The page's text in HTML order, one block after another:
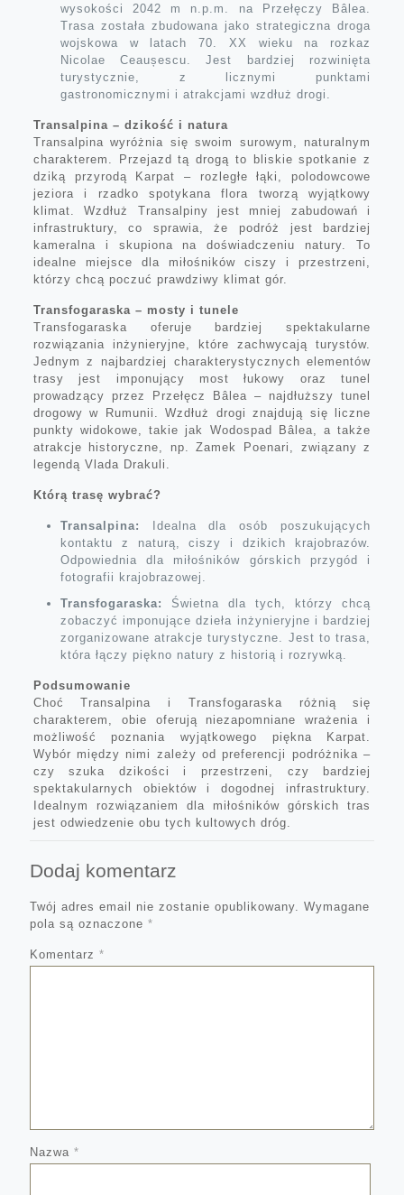
wysokości 2042 m n.p.m. na Przełęczy Bâlea.
Trasa została zbudowana jako strategiczna droga
wojskowa w latach 70. XX wieku na rozkaz
Nicolae Ceaușescu. Jest bardziej rozwinięta
turystycznie, z licznymi punktami
gastronomicznymi i atrakcjami wzdłuż drogi.
Transalpina – dzikość i natura
Transalpina wyróżnia się swoim surowym, naturalnym
charakterem. Przejazd tą drogą to bliskie spotkanie z
dziką przyrodą Karpat – rozległe łąki, polodowcowe
jeziora i rzadko spotykana flora tworzą wyjątkowy
klimat. Wzdłuż Transalpiny jest mniej zabudowań i
infrastruktury, co sprawia, że podróż jest bardziej
kameralna i skupiona na doświadczeniu natury. To
idealne miejsce dla miłośników ciszy i przestrzeni,
którzy chcą poczuć prawdziwy klimat gór.
Transfogaraska – mosty i tunele
Transfogaraska oferuje bardziej spektakularne
rozwiązania inżynieryjne, które zachwycają turystów.
Jednym z najbardziej charakterystycznych elementów
trasy jest imponujący most łukowy oraz tunel
prowadzący przez Przełęcz Bâlea – najdłuższy tunel
drogowy w Rumunii. Wzdłuż drogi znajdują się liczne
punkty widokowe, takie jak Wodospad Bâlea, a także
atrakcje historyczne, np. Zamek Poenari, związany z
legendą Vlada Drakuli.
Którą trasę wybrać?
Transalpina:
Idealna dla osób poszukujących
kontaktu z naturą, ciszy i dzikich krajobrazów.
Odpowiednia dla miłośników górskich przygód i
fotografii krajobrazowej.
Transfogaraska:
Świetna dla tych, którzy chcą
zobaczyć imponujące dzieła inżynieryjne i bardziej
zorganizowane atrakcje turystyczne. Jest to trasa,
która łączy piękno natury z historią i rozrywką.
Podsumowanie
Choć Transalpina i Transfogaraska różnią się
charakterem, obie oferują niezapomniane wrażenia i
możliwość poznania wyjątkowego piękna Karpat.
Wybór między nimi zależy od preferencji podróżnika –
czy szuka dzikości i przestrzeni, czy bardziej
spektakularnych obiektów i dogodnej infrastruktury.
Idealnym rozwiązaniem dla miłośników górskich tras
jest odwiedzenie obu tych kultowych dróg.
Dodaj komentarz
Twój adres email nie zostanie opublikowany.
Wymagane
pola są oznaczone *
Komentarz *
Nazwa *